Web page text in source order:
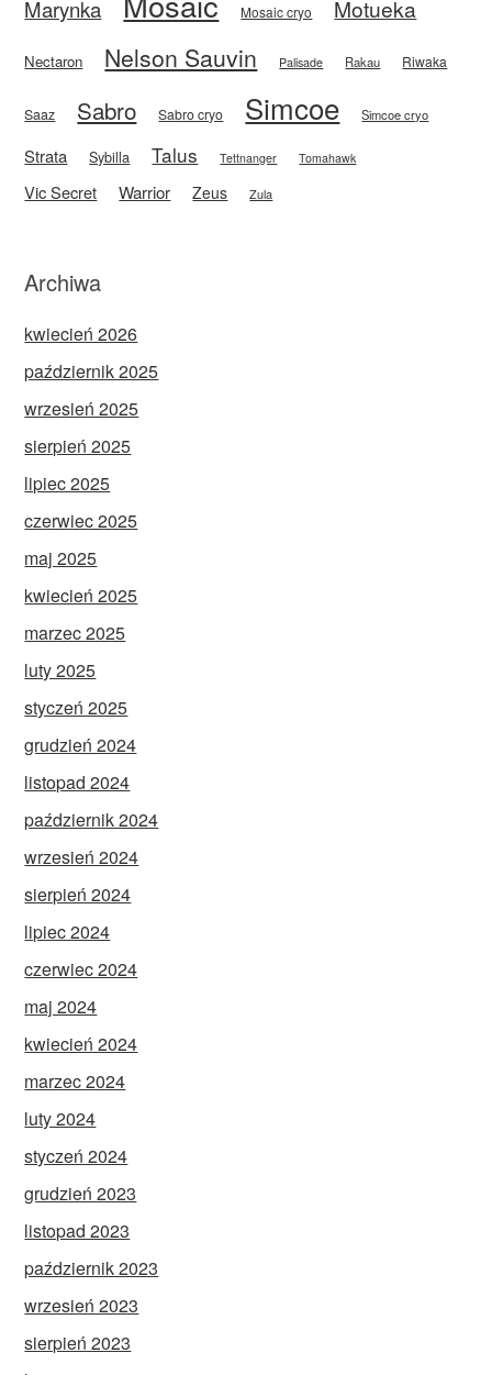
Marynka Mosaic cryo Motueka
Nectaron Nelson Sauvin Palisade Rakau Riwaka
Saaz Sabro Sabro cryo Simcoe Simcoe cryo
Strata Sybilla Talus Tettnanger Tomahawk
Vic Secret Warrior Zeus Zula
Archiwa
kwiecień 2026
październik 2025
wrzesień 2025
sierpień 2025
lipiec 2025
czerwiec 2025
maj 2025
kwiecień 2025
marzec 2025
luty 2025
styczeń 2025
grudzień 2024
listopad 2024
październik 2024
wrzesień 2024
sierpień 2024
lipiec 2024
czerwiec 2024
maj 2024
kwiecień 2024
marzec 2024
luty 2024
styczeń 2024
grudzień 2023
listopad 2023
październik 2023
wrzesień 2023
sierpień 2023